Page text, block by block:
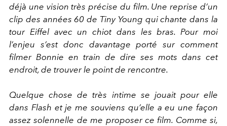
déjà une vision très précise du film. Une reprise d’un
clip des années 60 de Tiny Young qui chante dans la
tour Eiffel avec un chiot dans les bras. Pour moi
l’enjeu s’est donc davantage porté sur comment
filmer Bonnie en train de dire ses mots dans cet
endroit, de trouver le point de rencontre.
Quelque chose de très intime se jouait pour elle
dans Flash et je me souviens qu’elle a eu une façon
assez solennelle de me proposer ce film. Comme si,